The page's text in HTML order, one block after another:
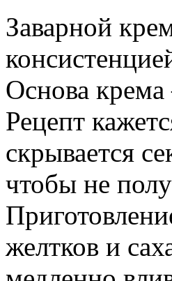
Заварной
Основа
Рецепт
скрывается
чтобы не
желтков и